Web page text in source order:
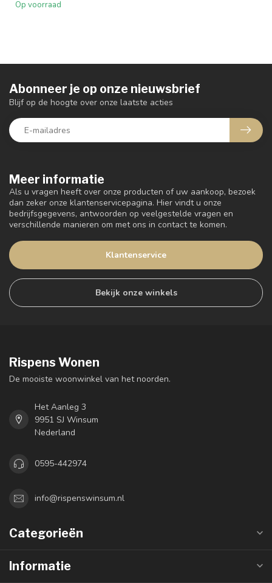
Op voorraad
Meer informatie
Als u vragen heeft over onze producten of uw aankoop, bezoek
dan zeker onze klantenservicepagina. Hier vindt u onze
bedrijfsgegevens, antwoorden op veelgestelde vragen en
verschillende manieren om met ons in contact te komen.
Klantenservice
Bekijk onze winkels
Abonneer je op onze nieuwsbrief
Blijf op de hoogte over onze laatste acties
Rispens Wonen
De mooiste woonwinkel van het noorden.
Het Aanleg 3
9951 SJ Winsum
Nederland
0595-442974
info@rispenswinsum.nl
Categorieën
Informatie